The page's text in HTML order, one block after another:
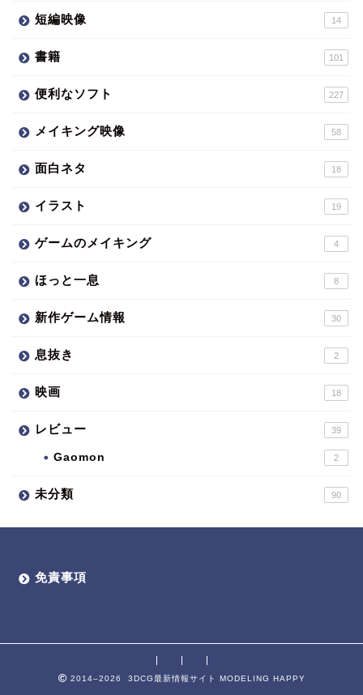
短編映像 14
書籍 101
便利なソフト 227
メイキング映像 58
面白ネタ 18
イラスト 19
ゲームのメイキング 4
ほっと一息 8
新作ゲーム情報 30
息抜き 2
映画 18
レビュー 39
Gaomon 2
未分類 90
免責事項
2014–2026 3DCG最新情報サイト MODELING HAPPY